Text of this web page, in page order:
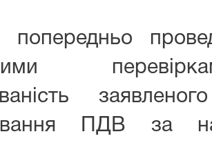
попередньо
ПДВ за